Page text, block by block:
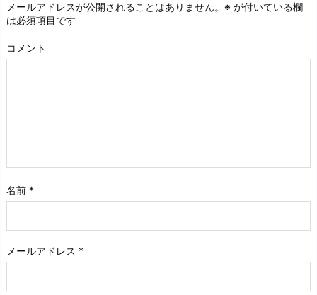
メールアドレスが公開されることはありません。 ※ が付いている欄
は必須項目です
コメント
名前 *
メールアドレス *